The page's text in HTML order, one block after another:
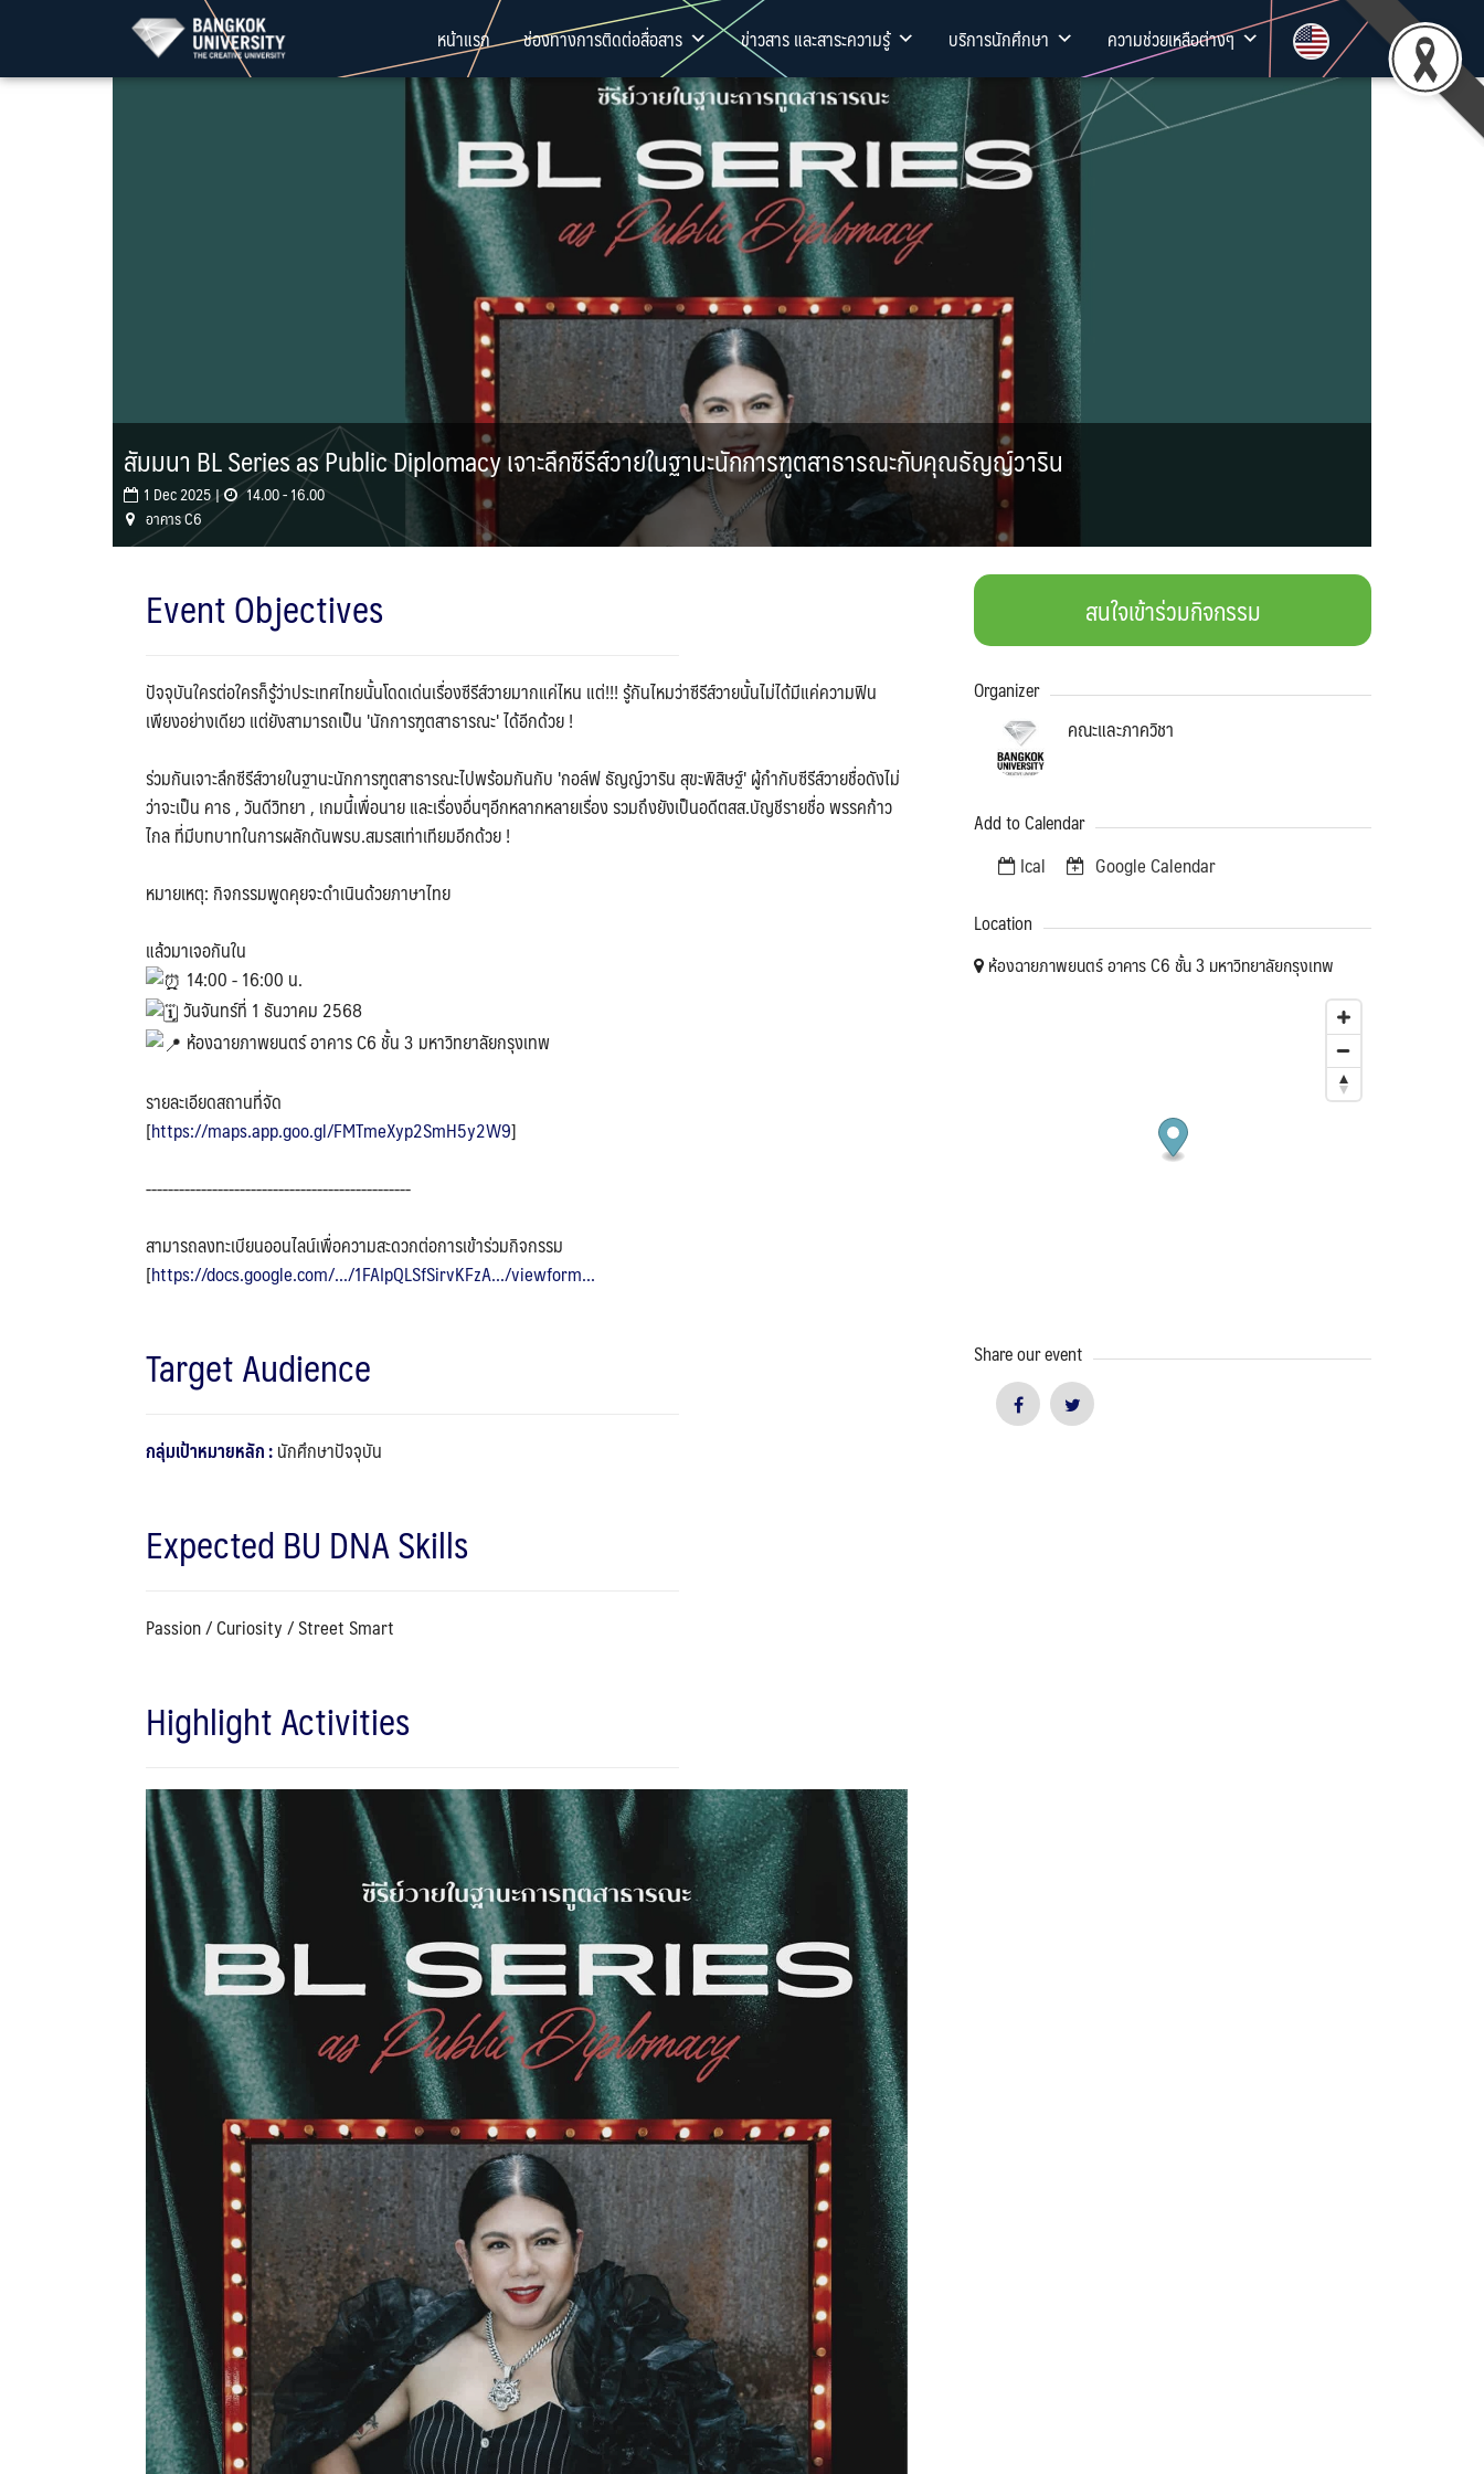
content
หน้าแรก ช่องทางการติดต่อสื่อสาร ข่าวสาร และสาระความรู้ บริการนักศึกษา ความช่วยเหลือต่างๆ
สัมมนา BL Series as Public Diplomacy เจาะลึกซีรีส์วายในฐานะนักการฑูตสาธารณะกับคุณธัญญ์วาริน
1 Dec 2025 |
14.00 - 16.00
อาคาร C6
Event Objectives
ปัจจุบันใครต่อใครก็รู้ว่าประเทศไทยนั้นโดดเด่นเรื่องซีรีส์วายมากแค่ไหน แต่!!! รู้กันไหมว่าซีรีส์วายนั้นไม่ได้มีแค่ความฟิน
เพียงอย่างเดียว แต่ยังสามารถเป็น 'นักการฑูตสาธารณะ' ได้อีกด้วย !
ร่วมกันเจาะลึกซีรีส์วายในฐานะนักการฑูตสาธารณะไปพร้อมกันกับ 'กอล์ฟ ธัญญ์วาริน สุขะพิสิษฐ์' ผู้กำกับซีรีส์วายชื่อดังไม่
ว่าจะเป็น คาธ , วันดีวิทยา , เกมนี้เพื่อนาย และเรื่องอื่นๆอีกหลากหลายเรื่อง รวมถึงยังเป็นอดีตสส.บัญชีรายชื่อ พรรคก้าว
ไกล ที่มีบทบาทในการผลักดันพรบ.สมรสเท่าเทียมอีกด้วย !
หมายเหตุ: กิจกรรมพูดคุยจะดำเนินด้วยภาษาไทย
แล้วมาเจอกันใน
14:00 - 16:00 น.
วันจันทร์ที่ 1 ธันวาคม 2568
ห้องฉายภาพยนตร์ อาคาร C6 ชั้น 3 มหาวิทยาลัยกรุงเทพ
รายละเอียดสถานที่จัด
[https://maps.app.goo.gl/FMTmeXyp2SmH5y2W9]
-------------------------‐----------------------
สามารถลงทะเบียนออนไลน์เพื่อความสะดวกต่อการเข้าร่วมกิจกรรม
[https://docs.google.com/.../1FAIpQLSfSirvKFzA.../viewform...
Target Audience
กลุ่มเป้าหมายหลัก :นักศึกษาปัจจุบัน
Expected BU DNA Skills
Passion / Curiosity / Street Smart
Highlight Activities
สนใจเข้าร่วมกิจกรรม
Organizer
คณะและภาควิชา
Add to Calendar
Ical Google Calendar
Location
ห้องฉายภาพยนตร์ อาคาร C6 ชั้น 3 มหาวิทยาลัยกรุงเทพ
Share our event